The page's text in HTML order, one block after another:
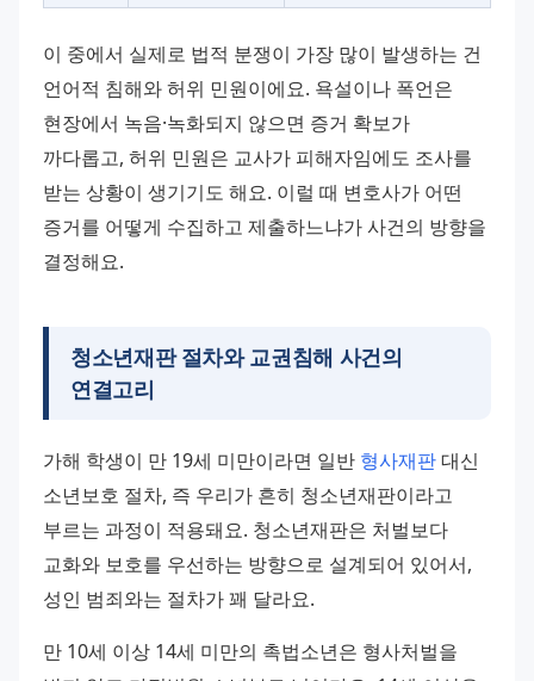
이 중에서 실제로 법적 분쟁이 가장 많이 발생하는 건
언어적 침해와 허위 민원이에요. 욕설이나 폭언은
현장에서 녹음·녹화되지 않으면 증거 확보가
까다롭고, 허위 민원은 교사가 피해자임에도 조사를
받는 상황이 생기기도 해요. 이럴 때 변호사가 어떤
증거를 어떻게 수집하고 제출하느냐가 사건의 방향을
결정해요.
청소년재판 절차와 교권침해 사건의
연결고리
가해 학생이 만 19세 미만이라면 일반 형사재판 대신
소년보호 절차, 즉 우리가 흔히 청소년재판이라고
부르는 과정이 적용돼요. 청소년재판은 처벌보다
교화와 보호를 우선하는 방향으로 설계되어 있어서,
성인 범죄와는 절차가 꽤 달라요.
만 10세 이상 14세 미만의 촉법소년은 형사처벌을